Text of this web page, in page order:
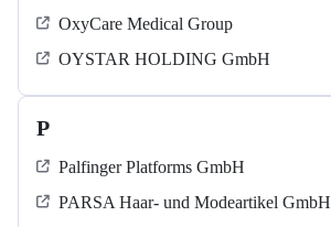
OxyCare Medical Group
OYSTAR HOLDING GmbH
P
Palfinger Platforms GmbH
PARSA Haar- und Modeartikel GmbH